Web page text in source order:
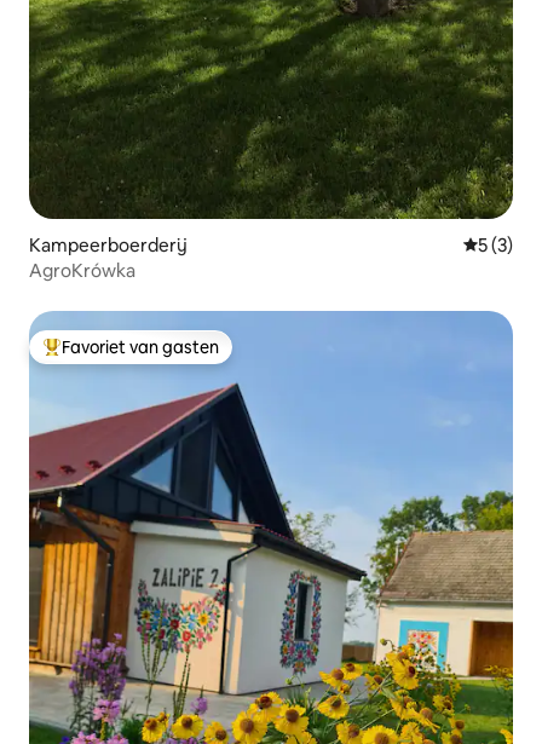
Kampeerboerderij
5 (3)
AgroKrówka
Topfavoriet van gasten
Favoriet van gasten